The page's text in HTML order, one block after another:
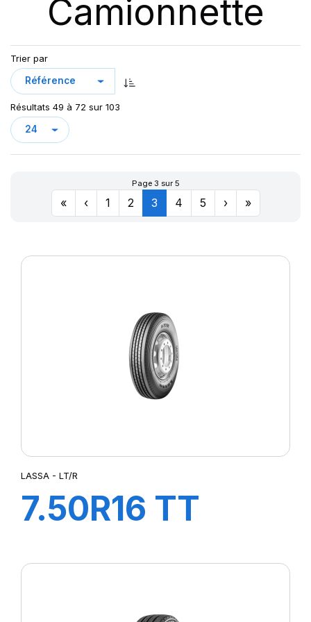
GREEN MAX VAN
LC/R
LLA08
LLR666
LMC4
LT/R
MAXMILER PRO
MAXMILLER-X
UTILITY 668
Camionnette
Trier par
Résultats 49 à 72 sur 103
Page 3 sur 5
« ‹ 1 2 3 4 5 › »
LASSA - LT/R
7.50R16 TT